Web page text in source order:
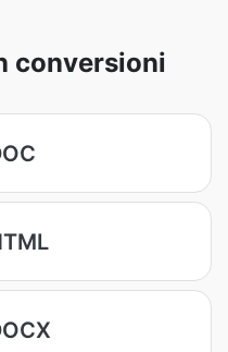
conversioni